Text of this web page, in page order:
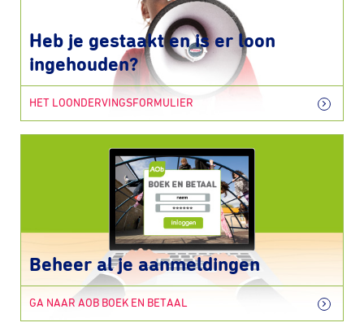
Heb je gestaakt en is er loon
ingehouden?
HET LOONDERVINGSFORMULIER
Beheer al je aanmeldingen
GA NAAR AOB BOEK EN BETAAL